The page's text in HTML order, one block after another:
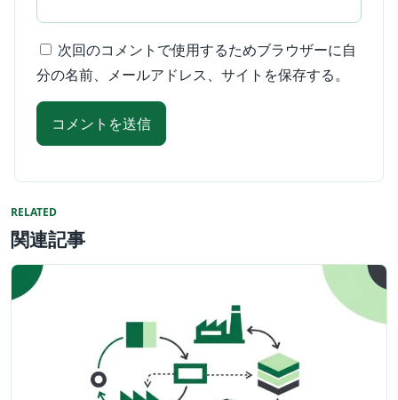
次回のコメントで使用するためブラウザーに自
分の名前、メールアドレス、サイトを保存する。
RELATED
関連記事